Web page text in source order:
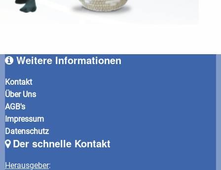
Weitere Informationen
Kontakt
Über Uns
AGB's
Impressum
Datenschutz
Der schnelle Kontakt
Herausgeber: